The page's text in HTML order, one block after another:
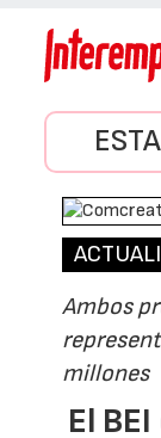
Ambos
millones
El